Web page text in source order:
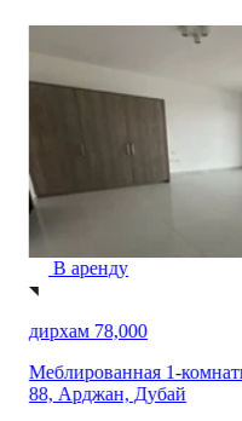
в аренду в здании